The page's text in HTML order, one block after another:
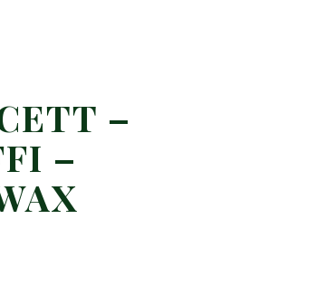
–
–